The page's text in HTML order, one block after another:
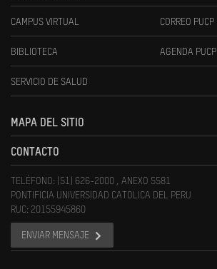
CAMPUS VIRTUAL CORREO PUCP
BIBLIOTECA AGENDA PUCP
SERVICIO DE SALUD
MAPA DEL SITIO
CONTACTO
TELÉFONO: (51) 626-2000 , ANEXO 5581
PONTIFICIA UNIVERSIDAD CATOLICA DEL PERU
RUC: 20155945860
ENVIAR MENSAJE